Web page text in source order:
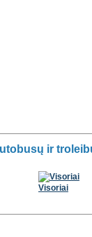
ir
Visoriai